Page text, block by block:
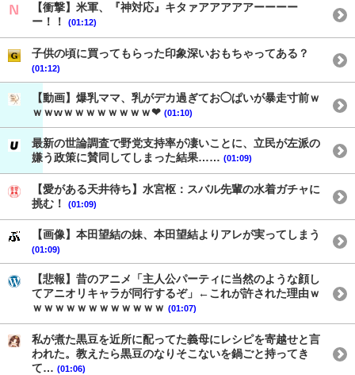
【衝撃】米軍、『神対応』キタァアアアアアーーーー
ー！！
(01:12)
子供の頃に買ってもらった印象深いおもちゃってある？
(01:12)
【動画】爆乳ママ、乳がデカ過ぎてお◯ぱいが暴走寸前ｗ
ｗｗwｗｗｗｗｗｗｗｗ❤ (01:10)
最新の世論調査で野党支持率が凄いことに、立民が左派の
嫌う政策に賛同してしまった結果…… (01:09)
【愛がある天井待ち】水宮枢：スバル先輩の水着ガチャに
挑む！
(01:09)
【画像】本田望結の妹、本田望結よりアレが実ってしまう
(01:09)
【悲報】昔のアニメ「主人公パーティに当然のような顔し
てアニオリキャラが同行するぞ」←これが許された理由ｗ
ｗｗｗｗｗｗｗｗｗｗｗｗ (01:07)
私が煮た黒豆を近所に配ってた義母にレシピを寄越せと言
われた。教えたら黒豆のなりそこないを鍋ごと持ってき
て… (01:06)